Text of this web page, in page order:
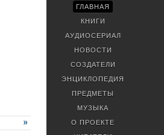
ГЛАВНАЯ
КНИГИ
АУДИОСЕРИАЛ
НОВОСТИ
СОЗДАТЕЛИ
ЭНЦИКЛОПЕДИЯ
ПРЕДМЕТЫ
МУЗЫКА
О ПРОЕКТЕ